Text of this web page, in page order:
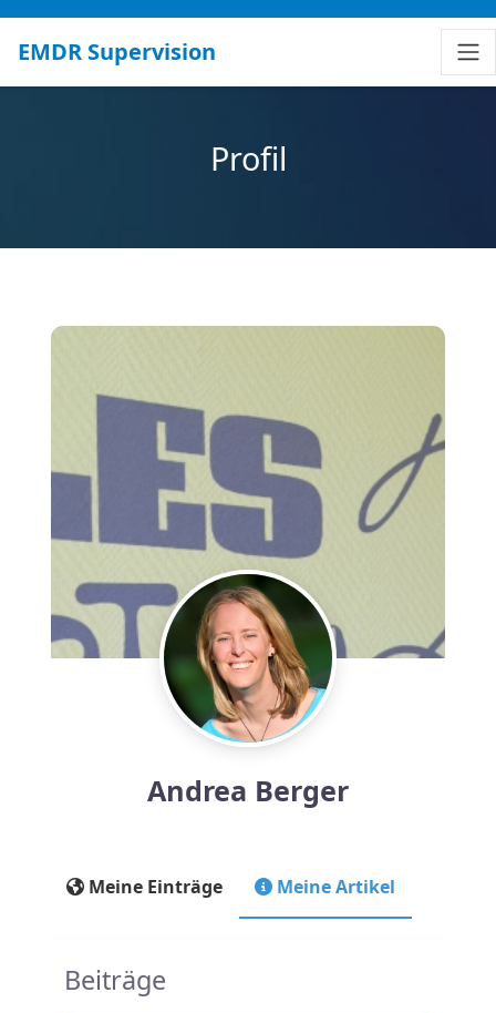
EMDR Supervision
Profil
Andrea Berger
Meine Einträge Meine Artikel
Beiträge